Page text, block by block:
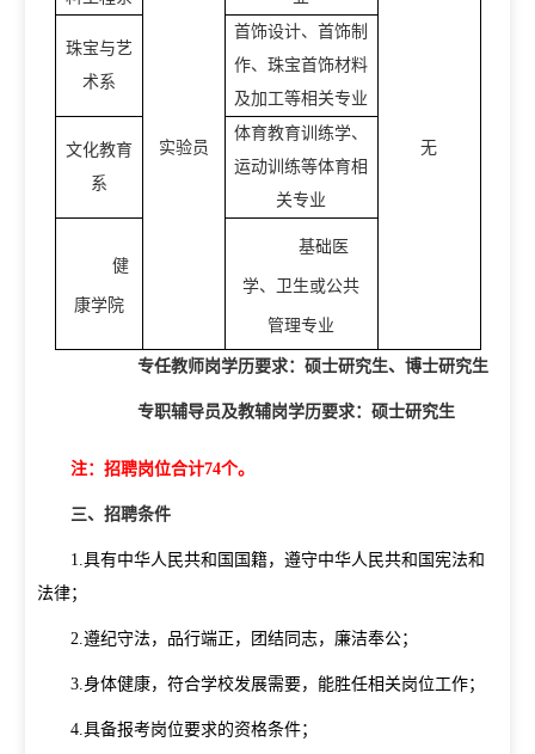
实验员 无
珠宝与艺
术系
首饰设计、首饰制
作、珠宝首饰材料
及加工等相关专业
文化教育
系
体育教育训练学、
运动训练等体育相
关专业
健
康学院
基础医
学、卫生或公共
管理专业
专任教师岗学历要求：硕士研究生、博士研究生
专职辅导员及教辅岗学历要求：硕士研究生
注：招聘岗位合计74个。
三、招聘条件
1.具有中华人民共和国国籍，遵守中华人民共和国宪法和
法律；
2.遵纪守法，品行端正，团结同志，廉洁奉公；
3.身体健康，符合学校发展需要，能胜任相关岗位工作；
4.具备报考岗位要求的资格条件；